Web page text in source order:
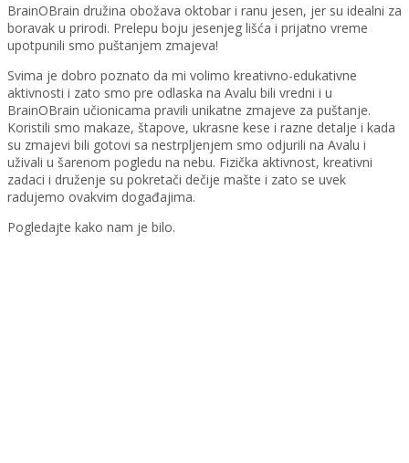
BrainOBrain družina obožava oktobar i ranu jesen, jer su idealni za
boravak u prirodi. Prelepu boju jesenjeg lišća i prijatno vreme
upotpunili smo puštanjem zmajeva!
Svima je dobro poznato da mi volimo kreativno-edukativne
aktivnosti i zato smo pre odlaska na Avalu bili vredni i u
BrainOBrain učionicama pravili unikatne zmajeve za puštanje.
Koristili smo makaze, štapove, ukrasne kese i razne detalje i kada
su zmajevi bili gotovi sa nestrpljenjem smo odjurili na Avalu i
uživali u šarenom pogledu na nebu. Fizička aktivnost, kreativni
zadaci i druženje su pokretači dečije mašte i zato se uvek
radujemo ovakvim događajima.
Pogledajte kako nam je bilo.